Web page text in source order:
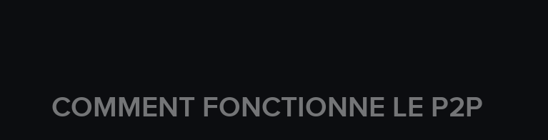
COMMENT FONCTIONNE LE P2P